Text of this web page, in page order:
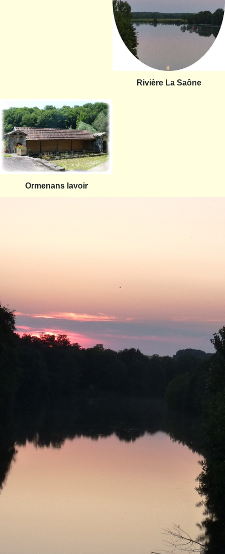
Rivière La Saône
Ormenans lavoir